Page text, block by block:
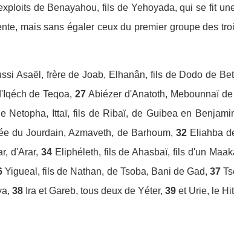
de Benayahou, fils de Yehoyada, qui se fit
mais sans égaler ceux du premier groupe des
Asaël, frère de Joab, Elhanân, fils de Dodo de
de Teqoa, 27 Abiézer d'Anatoth, Mebounnaï
Netopha, Ittaï, fils de Ribaï, de Guibea en
du Jourdain, Azmaveth, de Barhoum, 32 Eliahba
d'Arar, 34 Eliphéleth, fils de Ahasbaï, fils d'un
Yigueal, fils de Nathan, de Tsoba, Bani de Gad, 37
38 Ira et Gareb, tous deux de Yéter, 39 et Urie, le